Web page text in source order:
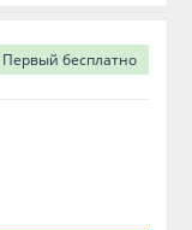
Первый бесплатно